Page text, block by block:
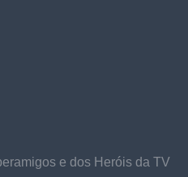
e dos Heróis da TV